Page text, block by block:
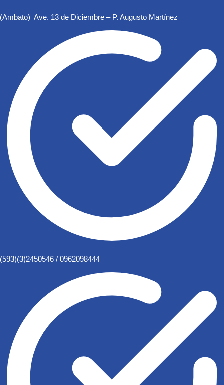
(Ambato) Ave. 13 de Diciembre – P. Augusto Martínez
(593)(3)2450546 / 0962098444